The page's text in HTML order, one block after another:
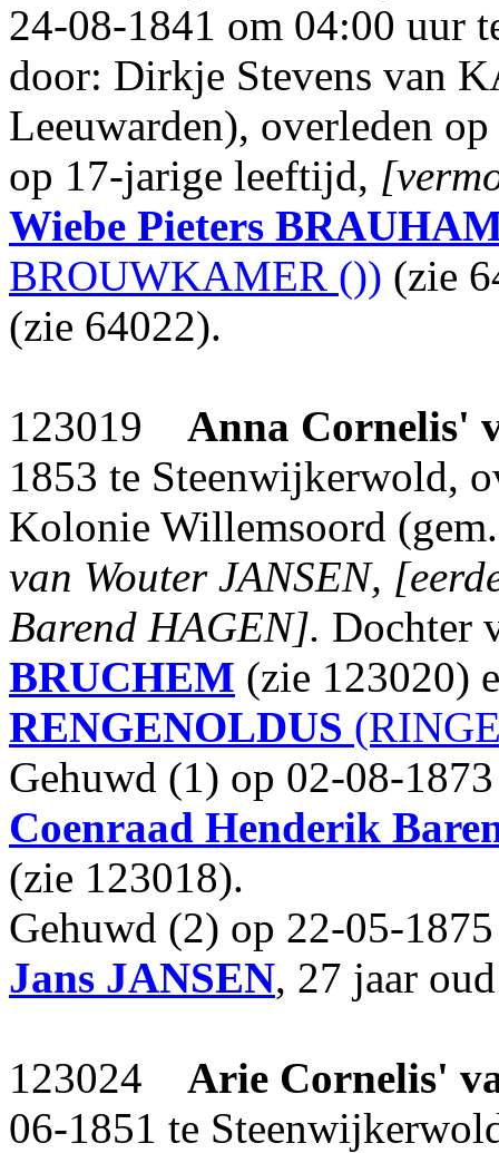
24-08-1841 om 04:00 uur
door: Dirkje Stevens van
Leeuwarden), overleden
op 17-jarige leeftijd,
Wiebe Pieters
BROUWKAMER ()) (zie
(zie 64022).
123019 Anna Cornelis'
1853 te Steenwijkerwold,
Kolonie Willemsoord
van Wouter JANSEN,
Barend HAGEN]. Dochter
BRUCHEM (zie 123020)
RENGENOLDUS
Gehuwd (1) op 02-08-
Coenraad Henderik
(zie 123018).
Gehuwd (2) op 22-05-
Jans JANSEN, 27 jaar
123024 Arie Cornelis'
06-1851 te